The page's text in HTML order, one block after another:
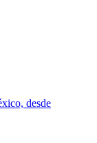
desde